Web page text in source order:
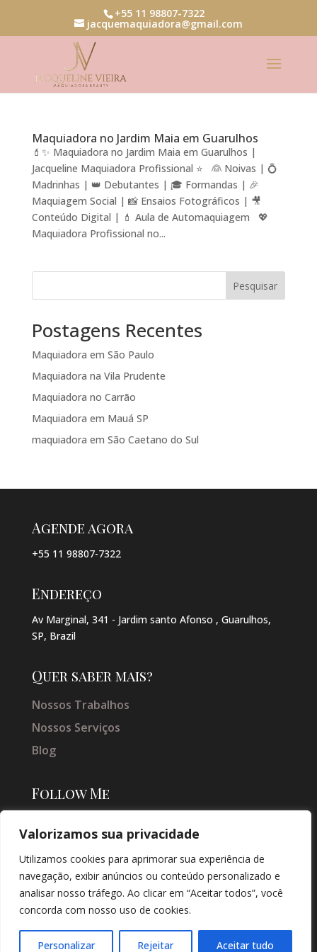
Valorizamos sua privacidade
Utilizamos cookies para aprimorar sua experiência de
navegação, exibir anúncios ou conteúdo personalizado e
analisar nosso tráfego. Ao clicar em “Aceitar todos”, você
concorda com nosso uso de cookies.
Personalizar Rejeitar Aceitar tudo
+55 11 98807-7322
jacquemaquiadora@gmail.com
Maquiadora no Jardim Maia em Guarulhos
💄✨ Maquiadora no Jardim Maia em Guarulhos |
Jacqueline Maquiadora Profissional ⭐ 👰 Noivas | 💍
Madrinhas | 👑 Debutantes | 🎓 Formandas | 🎉
Maquiagem Social | 📸 Ensaios Fotográficos | 🎥
Conteúdo Digital | 💄 Aula de Automaquiagem 💖
Maquiadora Profissional no...
Pesquisar
Postagens Recentes
Maquiadora em São Paulo
Maquiadora na Vila Prudente
Maquiadora no Carrão
Maquiadora em Mauá SP
maquiadora em São Caetano do Sul
Agende agora
+55 11 98807-7322
Endereço
Av Marginal, 341 - Jardim santo Afonso , Guarulhos,
SP, Brazil
Quer saber mais?
Nossos Trabalhos
Nossos Serviços
Blog
Follow Me
SOLUÇÕES DIGITAIS |
CRIAÇÃO DE SITES